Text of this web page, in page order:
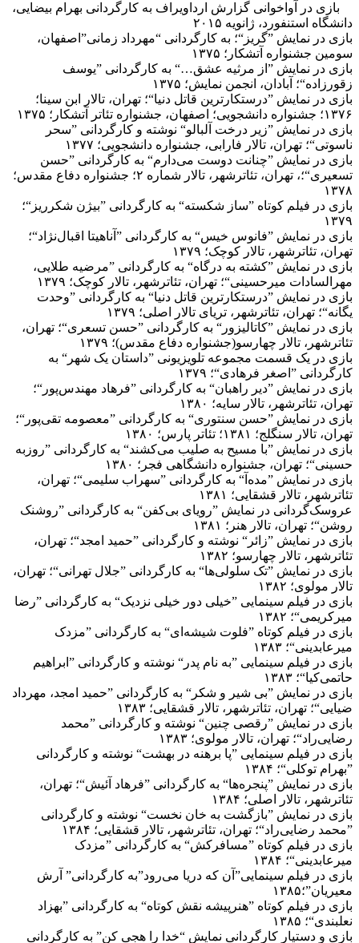
بازی در آواخوانی گزارش ارداویراف به کارگردانی بهرام بیضایی،
دانشگاه استنفورد، ژانویه ۲۰۱۵
بازی در نمایش ”گریز“؛ به کارگردانی “مهرداد زمانی”اصفهان،
سومین جشنواره آتشکار؛ ۱۳۷۵
بازی در نمایش ”از مرثیه عشق…“ به کارگردانی ”یوسف
زقورزاده“؛ آبادان، انجمن نمایش؛ ۱۳۷۵
بازی در نمایش ”درستکارترین قاتل دنیا“؛ تهران، تالار ابن سینا؛
۱۳۷۶؛ جشنواره دانشجویی؛ اصفهان، جشنواره تئاتر آتشکار؛ ۱۳۷۵
بازی در نمایش ”زیر درخت آلبالو“ نوشته و کارگردانی ”سحر
ناسوتی“؛ تهران، تالار فارابی، جشنواره دانشجویی؛ ۱۳۷۷
بازی در نمایش ”چنانت دوست می‌دارم“ به کارگردانی ”حسن
تسعیری“؛، تهران، تئاترشهر، تالار شماره ۲؛ جشنواره دفاع مقدس؛
۱۳۷۸
بازی در فیلم کوتاه ”ساز شکسته“ به کارگردانی ”بیژن شکرریز“؛
۱۳۷۹
بازی در نمایش ”فانوس خیس“ به کارگردانی ”آناهیتا اقبال‌نژاد“؛
تهران، تئاترشهر، تالار کوچک؛ ۱۳۷۹
بازی در نمایش ”کشته به درگاه“ به کارگردانی ”مرضیه طلایی،
مهرالسادات میرحسینی“؛ تهران، تئاترشهر، تالار کوچک؛ ۱۳۷۹
بازی در نمایش ”درستکارترین قاتل دنیا“ به کارگردانی ”وحدت
یگانه“؛ تهران، تئاترشهر، تریای تالار اصلی؛ ۱۳۷۹
بازی در نمایش ”کاتالیزور“ به کارگردانی ”حسن تسعری“؛ تهران،
تئاترشهر، تالار چهارسو(جشنواره دفاع مقدس)؛ ۱۳۷۹
بازی در یک قسمت مجموعه تلویزیونی ”داستان یک شهر“ به
کارگردانی ”اصغر فرهادی“؛ ۱۳۷۹
بازی در نمایش ”دیر راهبان“ به کارگردانی ”فرهاد مهندس‌پور“؛
تهران، تئاترشهر، تالار سایه؛ ۱۳۸۰
بازی در نمایش ”حسن سنتوری“ به کارگردانی ”معصومه تقی‌پور“؛
تهران، تالار سنگلج؛ ۱۳۸۱؛ تئاتر پارس؛ ۱۳۸۰
بازی در نمایش ”با مسیح به صلیب می‌کشند“ به کارگردانی ”روزبه
حسینی“؛ تهران، جشنواره دانشگاهی فجر؛ ۱۳۸۰
بازی در نمایش ”مده‌آ“ به کارگردانی ”سهراب سلیمی“؛ تهران،
تئاترشهر، تالار قشقایی؛ ۱۳۸۱
عروسک‌گردانی در نمایش ”رویای بی‌کفن“ به کارگردانی ”روشنک
روشن“؛ تهران، تالار هنر؛ ۱۳۸۱
بازی در نمایش ”زائر“ نوشته و کارگردانی ”حمید امجد“؛ تهران،
تئاترشهر، تالار چهارسو؛ ۱۳۸۲
بازی در نمایش ”تک سلولی‌ها“ به کارگردانی ”جلال تهرانی“؛ تهران،
تالار مولوی؛ ۱۳۸۲
بازی در فیلم سینمایی ”خیلی دور خیلی نزدیک“ به کارگردانی ”رضا
میرکریمی“؛ ۱۳۸۲
بازی در فیلم کوتاه ”فلوت شیشه‌ای“ به کارگردانی ”مزدک
میرعابدینی“؛ ۱۳۸۳
بازی در فیلم سینمایی ”به نام پدر“ نوشته و کارگردانی ”ابراهیم
حاتمی‌کیا“؛ ۱۳۸۳
بازی در نمایش ”بی شیر و شکر“ به کارگردانی ”حمید امجد، مهرداد
ضیایی“؛ تهران، تئاترشهر، تالار قشقایی؛ ۱۳۸۳
بازی در نمایش ”رقصی چنین“ نوشته و کارگردانی ”محمد
رضایی‌راد“؛ تهران، تالار مولوی؛ ۱۳۸۳
بازی در فیلم سینمایی ”پا برهنه در بهشت“ نوشته و کارگردانی
”بهرام توکلی“؛ ۱۳۸۴
بازی در نمایش ”پنجره‌ها“ به کارگردانی ”فرهاد آئیش“؛ تهران،
تئاترشهر، تالار اصلی؛ ۱۳۸۴
بازی در نمایش ”بازگشت به خان نخست“ نوشته و کارگردانی
”محمد رضایی‌راد“؛ تهران، تئاترشهر، تالار قشقایی؛ ۱۳۸۴
بازی در فیلم کوتاه ”مسافرکش“ به کارگردانی ”مزدک
میرعابدینی“؛ ۱۳۸۴
بازی در فیلم سینمایی”آن که دریا می‌رود”به کارگردانی” آرش
معیریان”؛۱۳۸۵
بازی در فیلم کوتاه ”هنرپیشه نقش کوتاه“ به کارگردانی ”بهزاد
نعلبندی“؛ ۱۳۸۵
بازی و دستیار کارگردانی نمایش “خدا را هجی کن” به کارگردانی